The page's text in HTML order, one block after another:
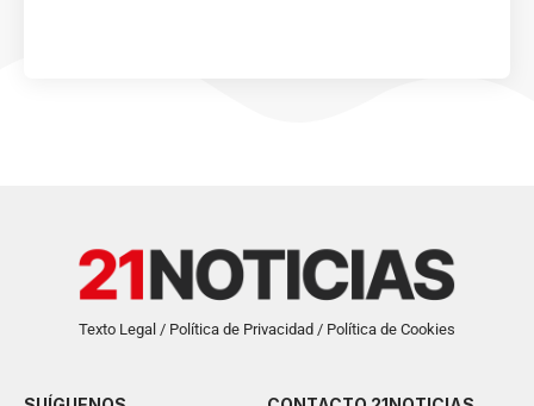
Texto Legal / Política de Privacidad / Política de Cookies